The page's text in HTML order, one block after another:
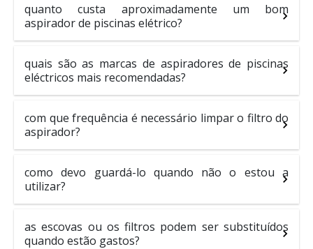
quanto custa aproximadamente um bom
aspirador de piscinas elétrico?
quais são as marcas de aspiradores de piscinas
eléctricos mais recomendadas?
com que frequência é necessário limpar o filtro do
aspirador?
como devo guardá-lo quando não o estou a
utilizar?
as escovas ou os filtros podem ser substituídos
quando estão gastos?